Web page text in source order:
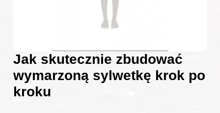
Jak skutecznie zbudować
wymarzoną sylwetkę krok po
kroku